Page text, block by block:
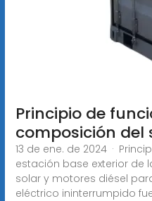
Principio de
composición del
13 de ene. de 2024 ·
estación base exterior de
solar y motores diésel
eléctrico ininterrumpido